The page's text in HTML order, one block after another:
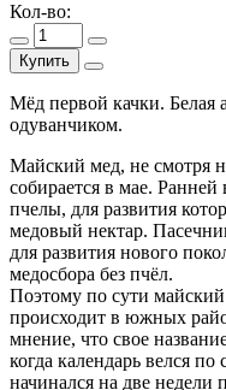
Кол-во:
Купить
Мёд первой качки. Белая
одуванчиком.
Майский мед, не смотря
собирается в мае.
пчелы, для развития
медовый нектар.
для развития нового
медосбора без пчёл.
Поэтому по сути
происходит в южных
мнение, что свое
когда календарь велся
начинался на две недели